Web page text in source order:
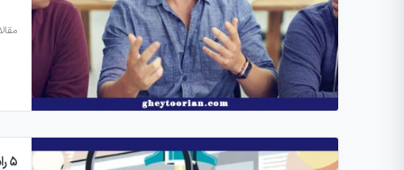
۵ راه برای خلاقیت و نوآوری در کسب و کار